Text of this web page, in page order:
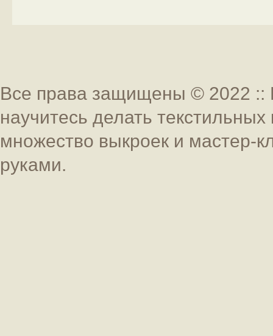
Все права защищены © 2022
научитесь делать
множество выкроек и мастер-
руками.